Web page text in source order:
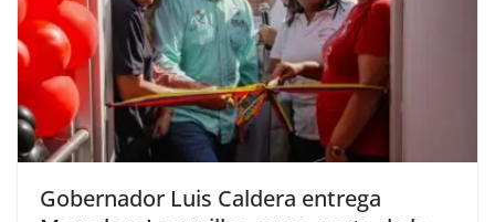
Gobernador Luis Caldera entrega